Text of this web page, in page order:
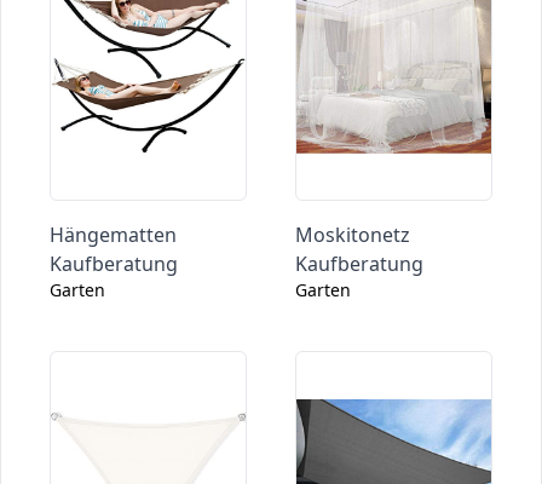
Hängematten
Kaufberatung
Garten
Moskitonetz
Kaufberatung
Garten